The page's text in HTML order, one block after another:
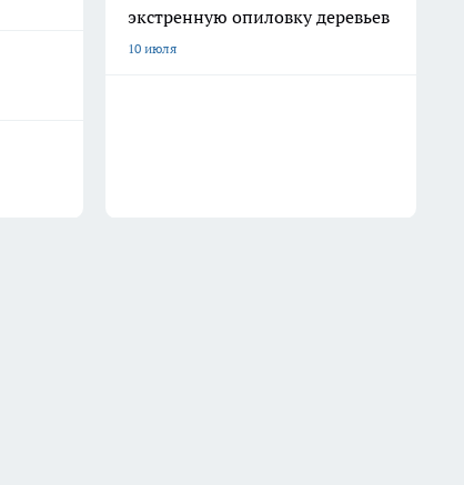
экстренную опиловку деревьев
10 июля